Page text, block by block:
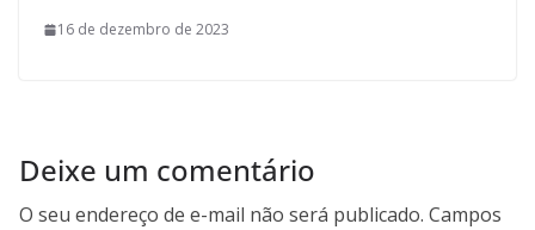
16 de dezembro de 2023
Deixe um comentário
O seu endereço de e-mail não será publicado. Campos